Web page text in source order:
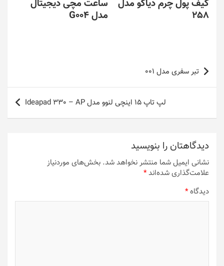
کیف پول چرم دیاکو مدل
258
ساعت مچی دیجیتال
مدل G004
راهبری
نوشته
تبر سفری مدل 001
لپ تاپ 15 اینچی لنوو مدل Ideapad 330 – AP
دیدگاهتان را بنویسید
نشانی ایمیل شما منتشر نخواهد شد. بخش‌های موردنیاز
علامت‌گذاری شده‌اند*
دیدگاه*